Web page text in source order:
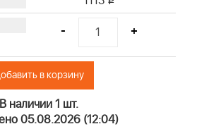
- +
в корзину
В наличии 1 шт.
05.08.2026 (12:04)